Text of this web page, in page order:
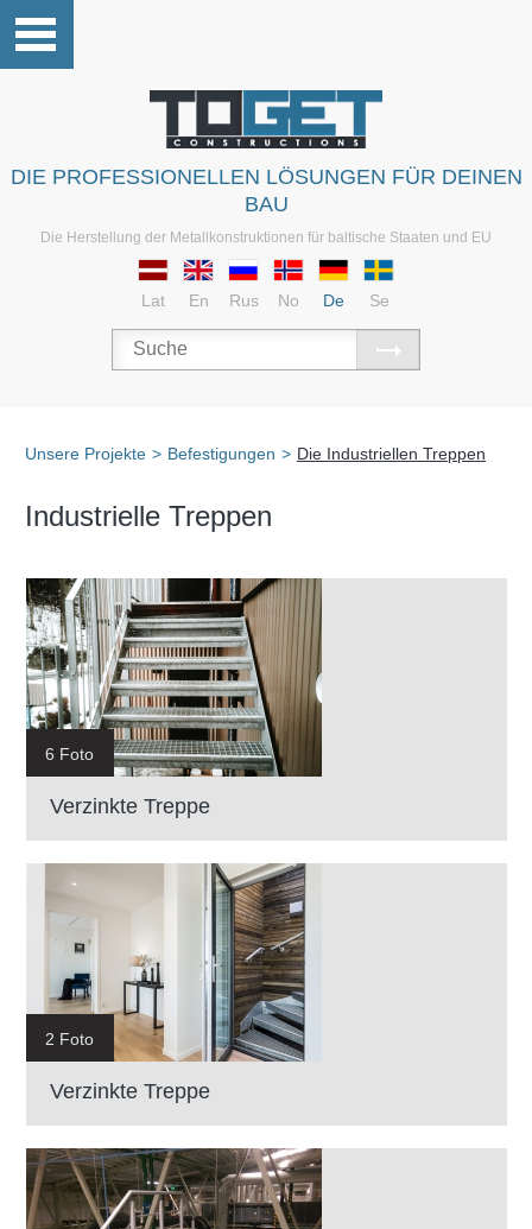
DIE PROFESSIONELLEN LÖSUNGEN FÜR DEINEN
BAU
Die Herstellung der Metallkonstruktionen für baltische Staaten und EU
Lat En Rus No De Se
Unsere Projekte > Befestigungen > Die Industriellen Treppen
Industrielle Treppen
6 Foto
Verzinkte Treppe
2 Foto
Verzinkte Treppe